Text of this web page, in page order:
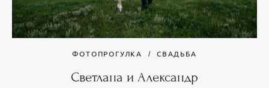
ФОТОПРОГУЛКА СВАДЬБА
Светлана и Александр